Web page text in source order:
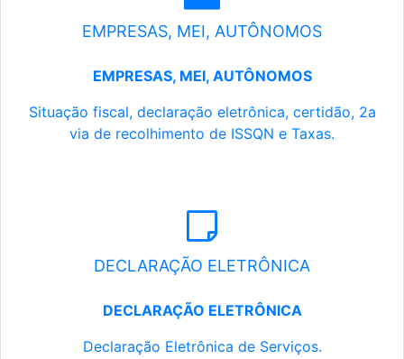
EMPRESAS, MEI, AUTÔNOMOS
EMPRESAS, MEI, AUTÔNOMOS
Situação fiscal, declaração eletrônica, certidão, 2a
via de recolhimento de ISSQN e Taxas.
DECLARAÇÃO ELETRÔNICA
DECLARAÇÃO ELETRÔNICA
Declaração Eletrônica de Serviços.